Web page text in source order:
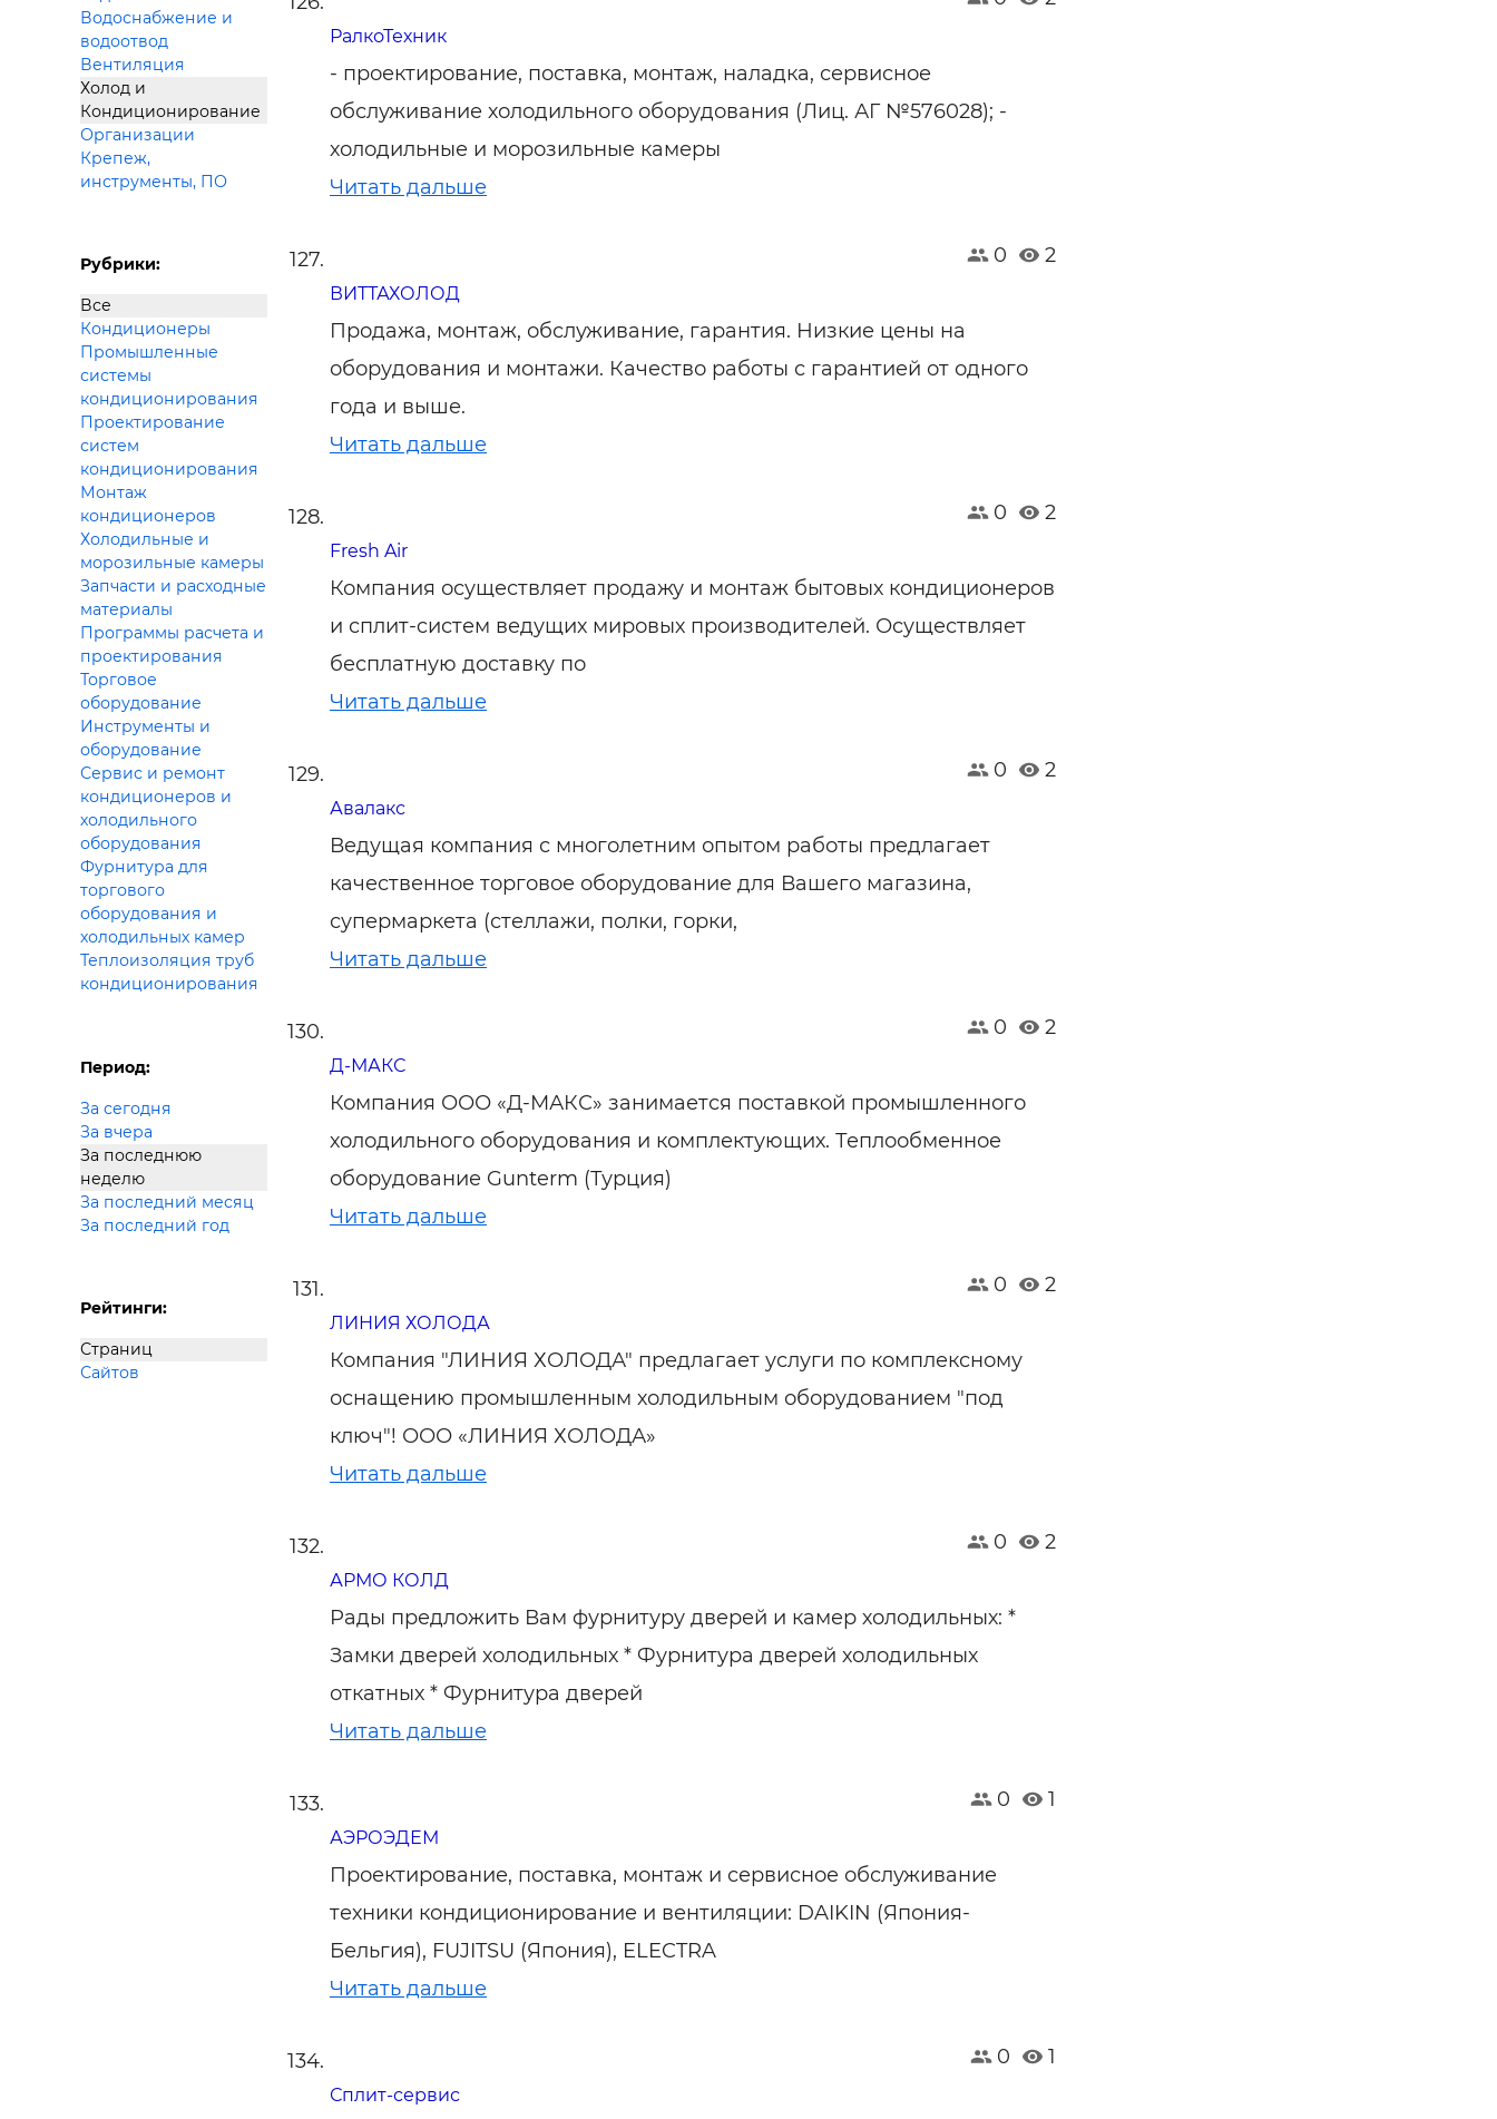
Водоснабжение и
водоотвод
Вентиляция
Холод и
Кондиционирование
Организации
Крепеж,
инструменты, ПО
Рубрики:
Все
Кондиционеры
Промышленные
системы
кондиционирования
Проектирование
систем
кондиционирования
Монтаж
кондиционеров
Холодильные и
морозильные камеры
Запчасти и расходные
материалы
Программы расчета и
проектирования
Торговое
оборудование
Инструменты и
оборудование
Сервис и ремонт
кондиционеров и
холодильного
оборудования
Фурнитура для
торгового
оборудования и
холодильных камер
Теплоизоляция труб
кондиционирования
Период:
За сегодня
За вчера
За последнюю
неделю
За последний месяц
За последний год
Рейтинги:
Страниц
Сайтов
РалкоТехник
- проектирование, поставка, монтаж, наладка, сервисное
обслуживание холодильного оборудования (Лиц. АГ №576028); -
холодильные и морозильные камеры
Читать дальше
0 2
ВИТТАХОЛОД
Продажа, монтаж, обслуживание, гарантия. Низкие цены на
оборудования и монтажи. Качество работы с гарантией от одного
года и выше.
Читать дальше
0 2
Fresh Air
Компания осуществляет продажу и монтаж бытовых кондиционеров
и сплит-cистем ведущих мировых производителей. Осуществляет
бесплатную доставку по
Читать дальше
0 2
Авалакс
Ведущая компания с многолетним опытом работы предлагает
качественное торговое оборудование для Вашего магазина,
супермаркета (стеллажи, полки, горки,
Читать дальше
0 2
Д-МАКС
Компания ООО «Д-МАКС» занимается поставкой промышленного
холодильного оборудования и комплектующих. Теплообменное
оборудование Gunterm (Турция)
Читать дальше
0 2
ЛИНИЯ ХОЛОДА
Компания "ЛИНИЯ ХОЛОДА" предлагает услуги по комплексному
оснащению промышленным холодильным оборудованием "под
ключ"! ООО «ЛИНИЯ ХОЛОДА»
Читать дальше
0 2
АРМО КОЛД
Рады предложить Вам фурнитуру дверей и камер холодильных: *
Замки дверей холодильных * Фурнитура дверей холодильных
откатных * Фурнитура дверей
Читать дальше
0 1
АЭРОЭДЕМ
Проектирование, поставка, монтаж и сервисное обслуживание
техники кондиционирование и вентиляции: DAIKIN (Япония-
Бельгия), FUJITSU (Япония), ELECTRA
Читать дальше
0 1
Сплит-сервис